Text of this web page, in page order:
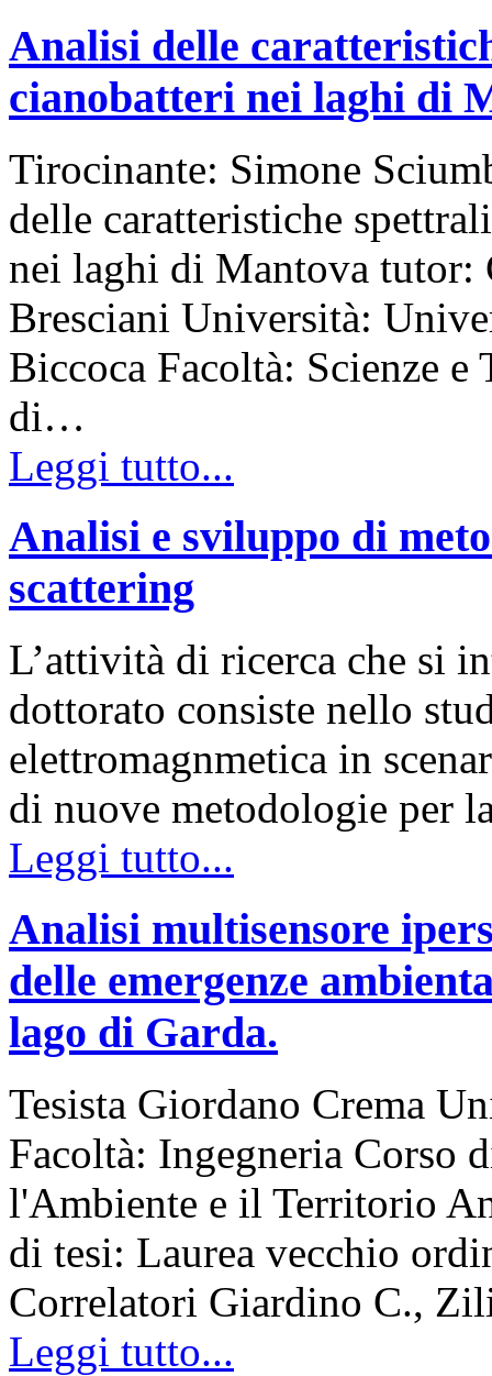
Analisi delle
cianobatteri nei laghi di
Tirocinante: Simone
delle caratteristiche
nei laghi di Mantova tutor:
Bresciani Università:
Biccoca Facoltà: Scienze
di…
Leggi tutto...
Analisi e sviluppo di
scattering
L’attività di ricerca che si
dottorato consiste nello
elettromagnmetica in
di nuove metodologie per
Leggi tutto...
Analisi multisensore
delle emergenze
lago di Garda.
Tesista Giordano Crema
Facoltà: Ingegneria Corso
l'Ambiente e il Territorio
di tesi: Laurea vecchio
Correlatori Giardino C.,
Leggi tutto...